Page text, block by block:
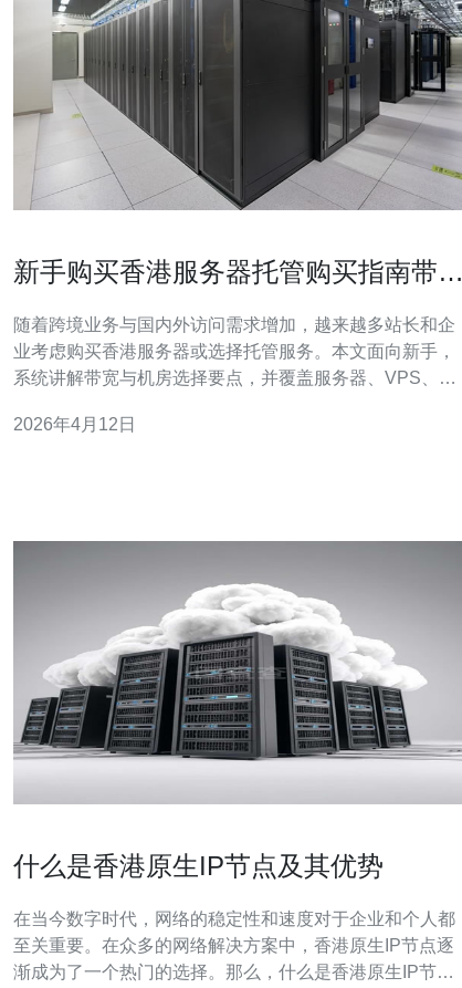
新手购买香港服务器托管购买指南带宽
随着跨境业务与国内外访问需求增加，越来越多站长和企
业考虑购买香港服务器或选择托管服务。本文面向新手，
系统讲解带宽与机房选择要点，并覆盖服务器、VPS、主
合理购买与部署。 首先明确用途：如果是个人站点或小流
2026年4月12日
什么是香港原生IP节点及其优势
在当今数字时代，网络的稳定性和速度对于企业和个人都
至关重要。在众多的网络解决方案中，香港原生IP节点逐
渐成为了一个热门的选择。那么，什么是香港原生IP节